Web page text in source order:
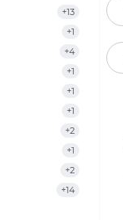
+13
+1
+4
+1
+1
+1
+2
+1
+2
+14